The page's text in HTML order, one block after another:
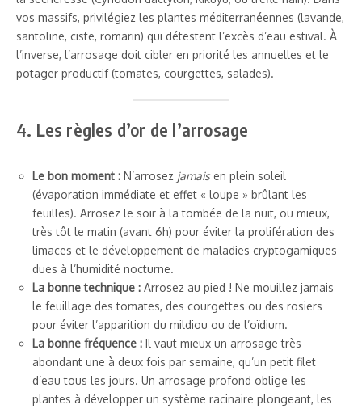
vos massifs, privilégiez les plantes méditerranéennes (lavande,
santoline, ciste, romarin) qui détestent l’excès d’eau estival. À
l’inverse, l’arrosage doit cibler en priorité les annuelles et le
potager productif (tomates, courgettes, salades).
4. Les règles d’or de l’arrosage
Le bon moment : N’arrosez jamais en plein soleil
(évaporation immédiate et effet « loupe » brûlant les
feuilles). Arrosez le soir à la tombée de la nuit, ou mieux,
très tôt le matin (avant 6h) pour éviter la prolifération des
limaces et le développement de maladies cryptogamiques
dues à l’humidité nocturne.
La bonne technique : Arrosez au pied ! Ne mouillez jamais
le feuillage des tomates, des courgettes ou des rosiers
pour éviter l’apparition du mildiou ou de l’oïdium.
La bonne fréquence : Il vaut mieux un arrosage très
abondant une à deux fois par semaine, qu’un petit filet
d’eau tous les jours. Un arrosage profond oblige les
plantes à développer un système racinaire plongeant, les